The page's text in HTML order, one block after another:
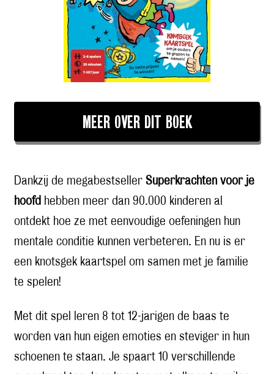
MEER OVER DIT BOEK
Dankzij de megabestseller Superkrachten voor je
hoofd hebben meer dan 90.000 kinderen al
ontdekt hoe ze met eenvoudige oefeningen hun
mentale conditie kunnen verbeteren. En nu is er
een knotsgek kaartspel om samen met je familie
te spelen!
Met dit spel leren 8 tot 12-jarigen de baas te
worden van hun eigen emoties en steviger in hun
schoenen te staan. Je spaart 10 verschillende